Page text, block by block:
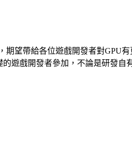
望帶給各位遊戲開發者對GPU
遊戲開發者參加，不論是研發⾃